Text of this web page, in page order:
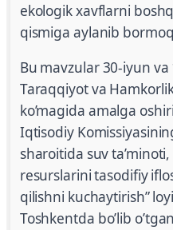
ekologik xavflarni
qismiga aylanib
Bu mavzular 30-iyun
Taraqqiyot va
ko’magida amalga
Iqtisodiy
sharoitida suv
resurslarini tasodifiy
qilishni kuchaytirish”
Toshkentda bo’lib